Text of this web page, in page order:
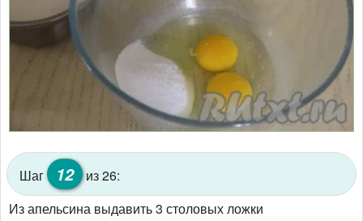
Шаг 12 из 26:
Из апельсина выдавить 3 столовых ложки